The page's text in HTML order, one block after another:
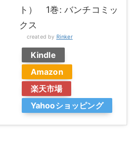
ト） 1巻: バンチコミッ
クス
created by Rinker
Kindle
Amazon
楽天市場
Yahooショッピング